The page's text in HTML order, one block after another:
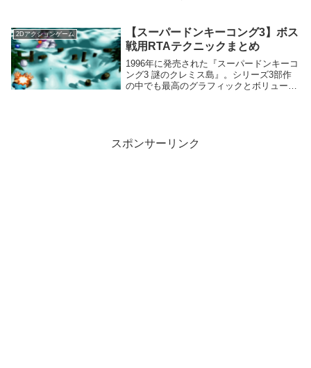
まし...
2Dアクションゲーム
【スーパードンキーコング3】ボス
戦用RTAテクニックまとめ
1996年に発売された『スーパードンキーコ
ング3 謎のクレミス島』。シリーズ3部作
の中でも最高のグラフィックとボリューム
スポンサーリンク